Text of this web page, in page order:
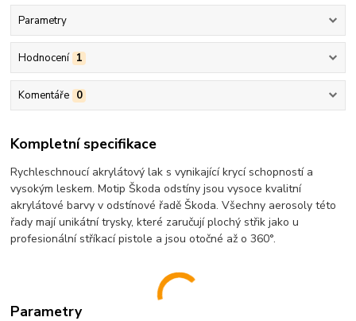
Parametry
Hodnocení 1
Komentáře 0
Kompletní specifikace
Rychleschnoucí akrylátový lak s vynikající krycí schopností a
vysokým leskem. Motip Škoda odstíny jsou vysoce kvalitní
akrylátové barvy v odstínové řadě Škoda. Všechny aerosoly této
řady mají unikátní trysky, které zaručují plochý střik jako u
profesionální stříkací pistole a jsou otočné až o 360°.
Parametry